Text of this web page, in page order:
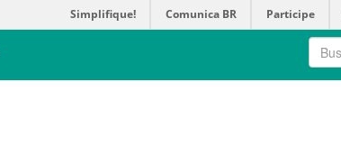
Simplifique! Comunica BR Participe